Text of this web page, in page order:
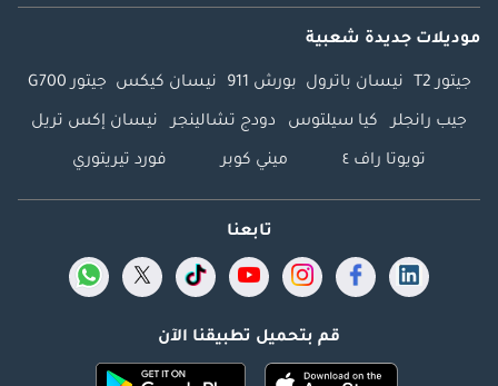
موديلات جديدة شعبية
جيتور T2 نيسان باترول بورش 911 نيسان كيكس جيتور G700
جيب رانجلر كيا سيلتوس دودج تشالينجر نيسان إكس تريل
تويوتا راف ٤ ميني كوبر فورد تيريتوري
تابعنا
قم بتحميل تطبيقنا الآن